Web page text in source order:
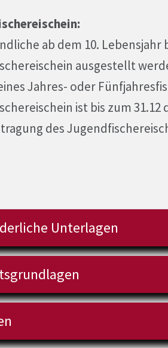
ab dem 10. Lebensjahr
ausgestellt
Jahres- oder
ist bis zum
des
Unterlagen